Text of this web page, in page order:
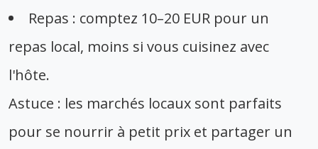
Repas : comptez 10–20 EUR pour un
repas local, moins si vous cuisinez avec
l'hôte.
Astuce : les marchés locaux sont parfaits
pour se nourrir à petit prix et partager un